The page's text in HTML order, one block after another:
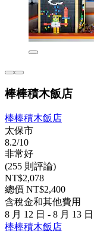
棒棒積木飯店
棒棒積木飯店
太保市
8.2/10
非常好
(255 則評論)
NT$2,078
總價 NT$2,400
含稅金和其他費用
8 月 12 日 - 8 月 13 日
棒棒積木飯店